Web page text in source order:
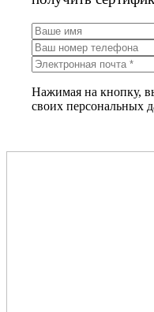
Нажимая на кнопку,
своих персональных